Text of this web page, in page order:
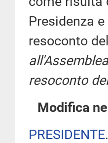
Presidenza
resoconto
resoconto
Modifica
PRESIDENTE